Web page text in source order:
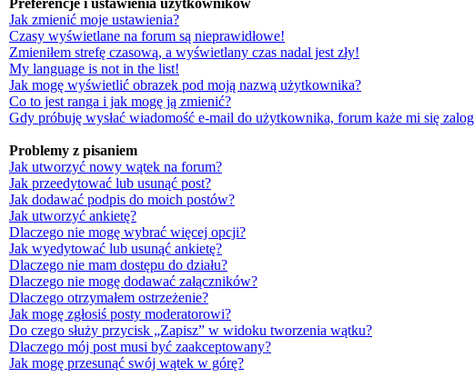
Preferencje i ustawienia użytkowników
Jak zmienić moje ustawienia?
Czasy wyświetlane na forum są nieprawidłowe!
Zmieniłem strefę czasową, a wyświetlany czas nadal jest zły!
My language is not in the list!
Jak mogę wyświetlić obrazek pod moją nazwą użytkownika?
Co to jest ranga i jak mogę ją zmienić?
Gdy próbuję wysłać wiadomość e-mail do użytkownika, forum każe mi się
Problemy z pisaniem
Jak utworzyć nowy wątek na forum?
Jak przeedytować lub usunąć post?
Jak dodawać podpis do moich postów?
Jak utworzyć ankietę?
Dlaczego nie mogę wybrać więcej opcji?
Jak wyedytować lub usunąć ankietę?
Dlaczego nie mam dostępu do działu?
Dlaczego nie mogę dodawać załączników?
Dlaczego otrzymałem ostrzeżenie?
Jak mogę zgłosiś posty moderatorowi?
Do czego służy przycisk „Zapisz” w widoku tworzenia wątku?
Dlaczego mój post musi być zaakceptowany?
Jak mogę przesunąć swój wątek w górę?